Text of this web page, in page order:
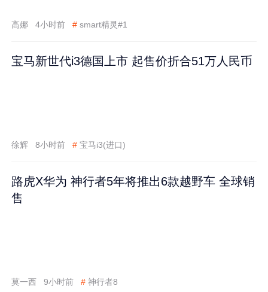
高娜 4小时前 # smart精灵#1
宝马新世代i3德国上市 起售价折合51万人民币
徐辉 8小时前 # 宝马i3(进口)
路虎X华为 神行者5年将推出6款越野车 全球销
售
莫一西 9小时前 # 神行者8